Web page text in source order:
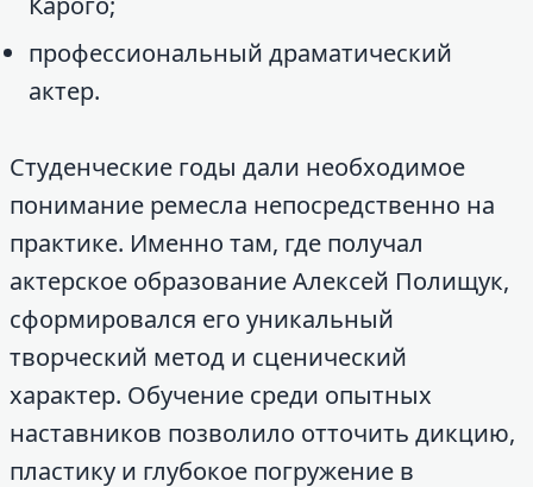
профессиональный драматический
актер.
Студенческие годы дали необходимое
понимание ремесла непосредственно на
практике. Именно там, где получал
актерское образование Алексей Полищук,
сформировался его уникальный
творческий метод и сценический
характер. Обучение среди опытных
наставников позволило отточить дикцию,
пластику и глубокое погружение в